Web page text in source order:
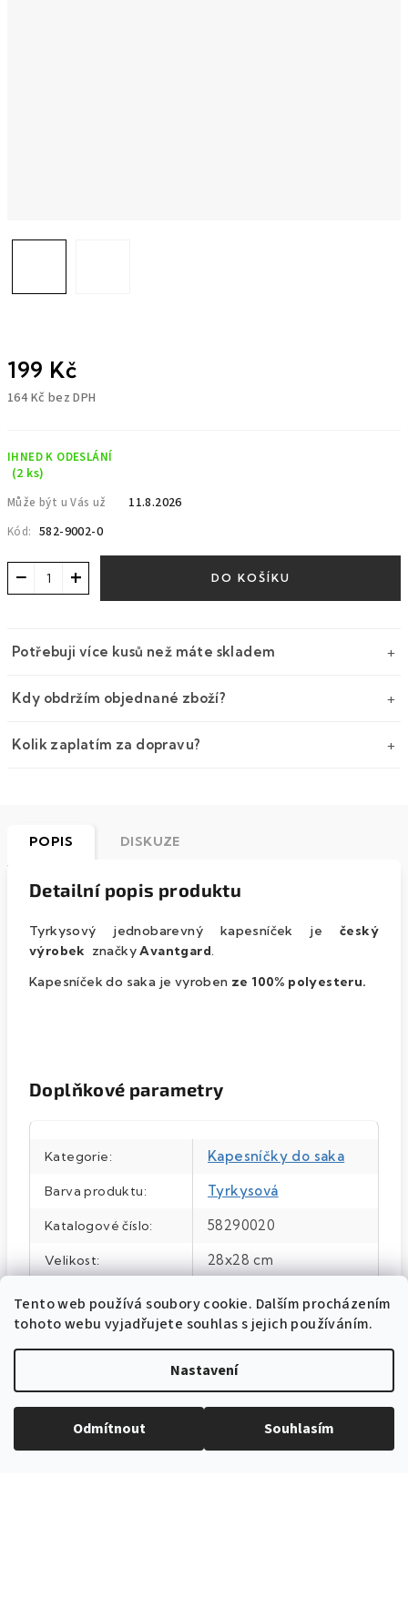
Tento web používá soubory cookie. Dalším procházením
tohoto webu vyjadřujete souhlas s jejich používáním.
Nastavení
Odmítnout Souhlasím
199 Kč
164 Kč bez DPH
IHNED K ODESLÁNÍ
(2 ks)
Může být u Vás už 11.8.2026
Kód: 582-9002-0
+
− DO KOŠÍKU
Potřebuji více kusů než máte skladem
Kdy obdržím objednané zboží?
Kolik zaplatím za dopravu?
POPIS DISKUZE
Detailní popis produktu
Tyrkysový jednobarevný kapesníček je český
výrobek značkyAvantgard.
Kapesníček do saka je vyroben ze 100% polyesteru.
Doplňkové parametry
Kategorie: Kapesníčky do saka
Barva produktu: Tyrkysová
Katalogové číslo: 58290020
Velikost: 28x28 cm
Materiál 100% polyester
Barva: Tyrkysová